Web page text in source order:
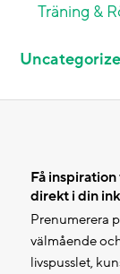
Träning &
Få
direkt i din
Prenumerera
välmående
livspusslet,